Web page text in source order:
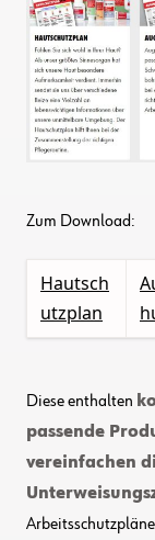
Zum Download:
Hautsch
utzplan
Diese enthalten
passende
vereinfachen